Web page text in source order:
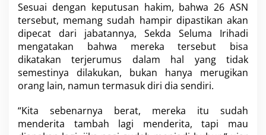
p
e
c
a
t
Sesuai dengan keputusan hakim, bahwa 26 ASN
tersebut, memang sudah hampir dipastikan akan
dipecat dari jabatannya, Sekda Seluma Irihadi
mengatakan bahwa mereka tersebut bisa
dikatakan terjerumus dalam hal yang tidak
semestinya dilakukan, bukan hanya merugikan
orang lain, namun termasuk diri dia sendiri.
“Kita sebenarnya berat, mereka itu sudah
menderita tambah lagi menderita, tapi mau